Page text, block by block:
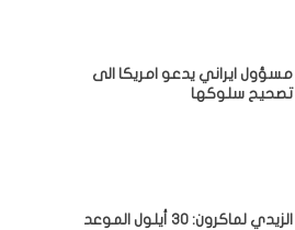
مسؤول ايراني يدعو امريكا الى
تصحيح سلوكها
الزيدي لماكرون: 30 أيلول الموعد